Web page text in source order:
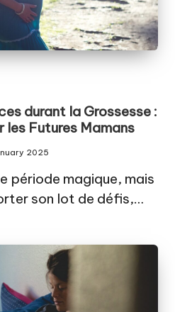
durant la Grossesse :
les Futures Mamans
2025
période magique, mais
son lot de défis,…